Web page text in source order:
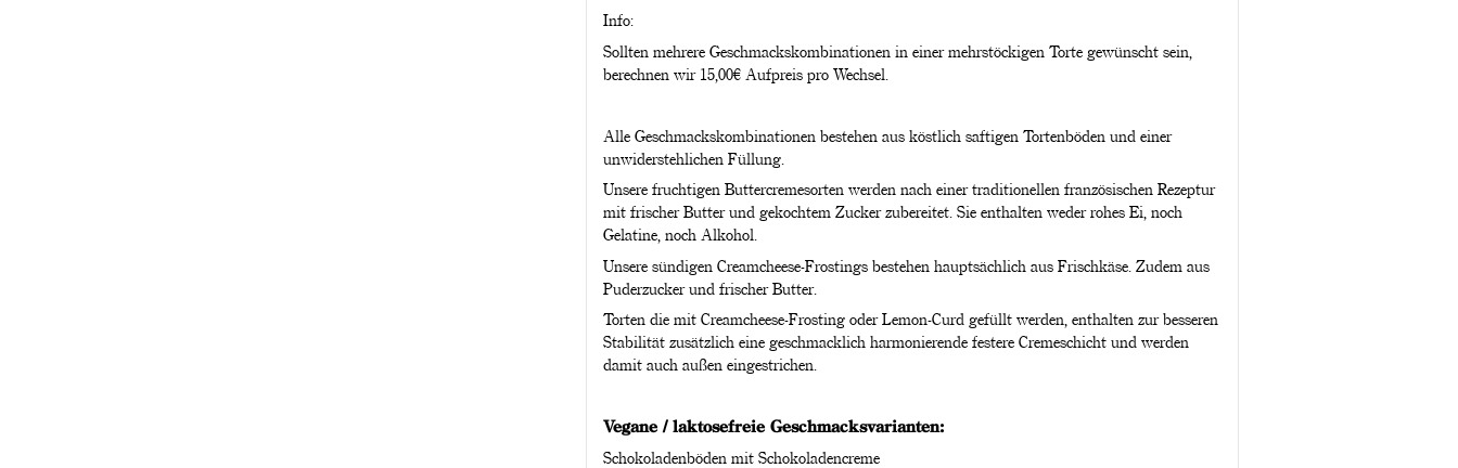
Info:
Sollten mehrere Geschmackskombinationen in einer mehrstöckigen Torte gewünscht sein,
berechnen wir 15,00€ Aufpreis pro Wechsel.
Alle Geschmackskombinationen bestehen aus köstlich saftigen Tortenböden und einer
unwiderstehlichen Füllung.
Unsere fruchtigen Buttercremesorten werden nach einer traditionellen französischen Rezeptur
mit frischer Butter und gekochtem Zucker zubereitet. Sie enthalten weder rohes Ei, noch
Gelatine, noch Alkohol.
Unsere sündigen Creamcheese-Frostings bestehen hauptsächlich aus Frischkäse. Zudem aus
Puderzucker und frischer Butter.
Torten die mit Creamcheese-Frosting oder Lemon-Curd gefüllt werden, enthalten zur besseren
Stabilität zusätzlich eine geschmacklich harmonierende festere Cremeschicht und werden
damit auch außen eingestrichen.
Vegane / laktosefreie Geschmacksvarianten:
Schokoladenböden mit Schokoladencreme